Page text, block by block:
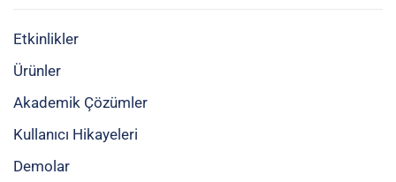
Etkinlikler
Ürünler
Akademik Çözümler
Kullanıcı Hikayeleri
Demolar